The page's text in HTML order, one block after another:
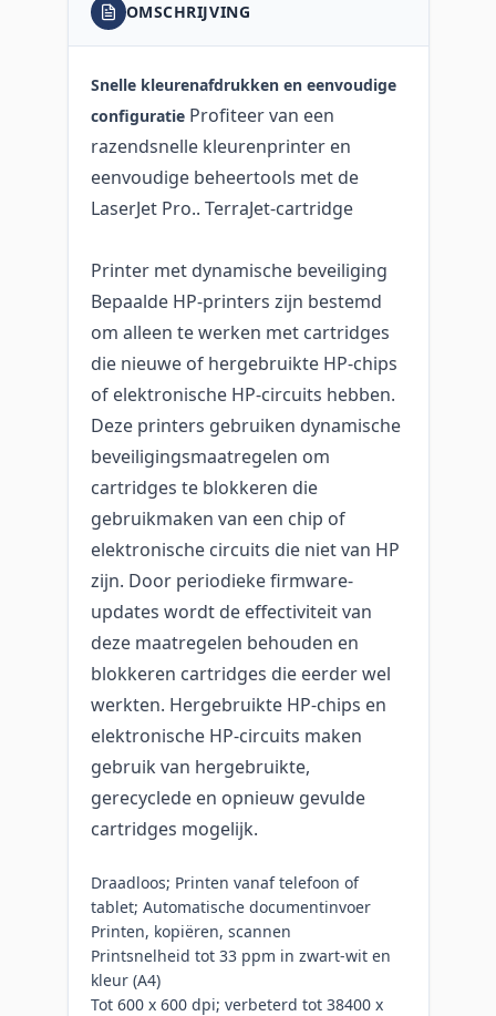
OMSCHRIJVING
Snelle kleurenafdrukken en eenvoudige
configuratieProfiteer van een
razendsnelle kleurenprinter en
eenvoudige beheertools met de
LaserJet Pro.. TerraJet-cartridge
Printer met dynamische beveiliging
Bepaalde HP-printers zijn bestemd
om alleen te werken met cartridges
die nieuwe of hergebruikte HP-chips
of elektronische HP-circuits hebben.
Deze printers gebruiken dynamische
beveiligingsmaatregelen om
cartridges te blokkeren die
gebruikmaken van een chip of
elektronische circuits die niet van HP
zijn. Door periodieke firmware-
updates wordt de effectiviteit van
deze maatregelen behouden en
blokkeren cartridges die eerder wel
werkten. Hergebruikte HP-chips en
elektronische HP-circuits maken
gebruik van hergebruikte,
gerecyclede en opnieuw gevulde
cartridges mogelijk.
Draadloos; Printen vanaf telefoon of
tablet; Automatische documentinvoer
Printen, kopiëren, scannen
Printsnelheid tot 33 ppm in zwart-wit en
kleur (A4)
Tot 600 x 600 dpi; verbeterd tot 38400 x